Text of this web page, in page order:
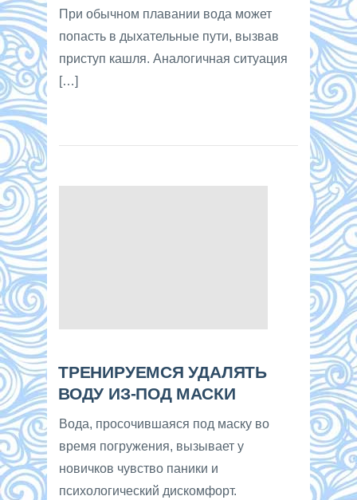
При обычном плавании вода может
попасть в дыхательные пути, вызвав
приступ кашля. Аналогичная ситуация
[…]
ТРЕНИРУЕМСЯ УДАЛЯТЬ
ВОДУ ИЗ-ПОД МАСКИ
Вода, просочившаяся под маску во
время погружения, вызывает у
новичков чувство паники и
психологический дискомфорт.